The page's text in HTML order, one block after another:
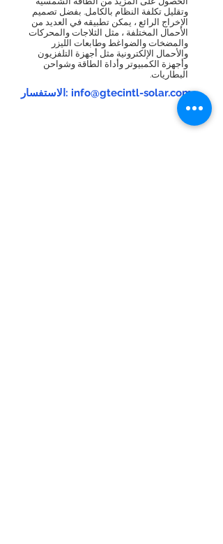
وتقليل تكلفة النظام بالكامل. بفضل تصميم
الإخراج الرائع ، يمكن تطبيقه في العديد من
الأحمال المختلفة ، مثل الثلاجات والمحركات
والمضخات والضواغط وطابعات الليزر
والأحمال الإلكترونية مثل أجهزة التلفزيون
وأجهزة الكمبيوتر وأداة الطاقة وشواحن
البطاريات.
الاستفسار: info@gtecintl-solar.com